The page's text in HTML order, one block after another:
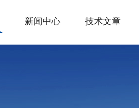
新闻中心 技术文章